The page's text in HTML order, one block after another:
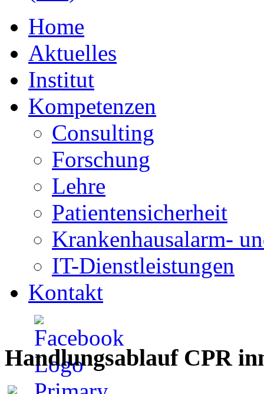
Home
Aktuelles
Institut
Kompetenzen
Consulting
Forschung
Lehre
Patientensicherheit
Krankenhausalarm-
IT-Dienstleistungen
Kontakt
Handlungsablauf CPR